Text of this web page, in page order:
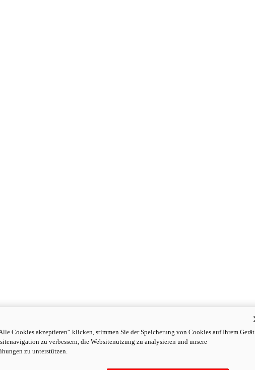
Cookies akzeptieren“ klicken, stimmen Sie der Speicherung von Cookies auf Ihrem Gerät
zu verbessern, die Websitenutzung zu analysieren und unsere
zu unterstützen.